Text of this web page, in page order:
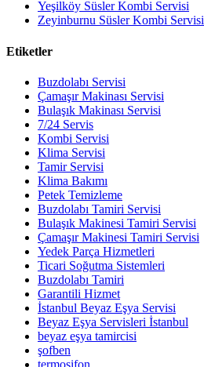
Yeşilköy Süsler Kombi Servisi
Zeyinburnu Süsler Kombi Servisi
Etiketler
Buzdolabı Servisi
Çamaşır Makinası Servisi
Bulaşık Makinası Servisi
7/24 Servis
Kombi Servisi
Klima Servisi
Tamir Servisi
Klima Bakımı
Petek Temizleme
Buzdolabı Tamiri Servisi
Bulaşık Makinesi Tamiri Servisi
Çamaşır Makinesi Tamiri Servisi
Yedek Parça Hizmetleri
Ticari Soğutma Sistemleri
Buzdolabı Tamiri
Garantili Hizmet
İstanbul Beyaz Eşya Servisi
Beyaz Eşya Servisleri İstanbul
beyaz eşya tamircisi
şofben
termosifon